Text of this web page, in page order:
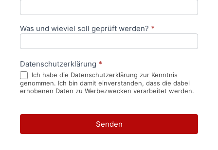
Was und wieviel soll geprüft werden? *
Datenschutzerklärung *
Ich habe die Datenschutzerklärung zur Kenntnis
genommen. Ich bin damit einverstanden, dass die dabei
erhobenen Daten zu Werbezwecken verarbeitet werden.
Senden